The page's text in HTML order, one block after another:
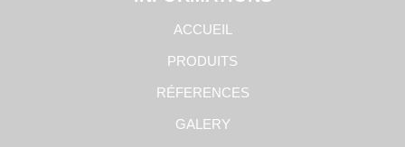
ACCUEIL
PRODUITS
RÉFERENCES
GALERY